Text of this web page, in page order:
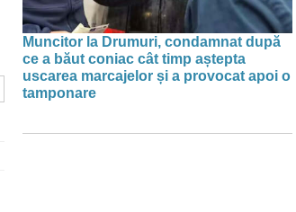
Muncitor la Drumuri, condamnat după
ce a băut coniac cât timp aștepta
uscarea marcajelor și a provocat apoi o
tamponare